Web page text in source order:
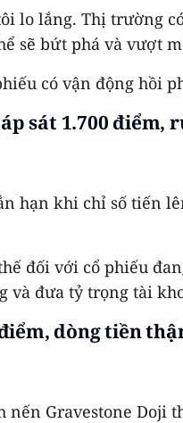
lo lắng. Thị trường
sẽ bứt phá và vượt
có vận động hồi
sát 1.700 điểm,
hạn khi chỉ số tiến
đối với cổ phiếu
đưa tỷ trọng tài
dòng tiền
Gravestone Doji